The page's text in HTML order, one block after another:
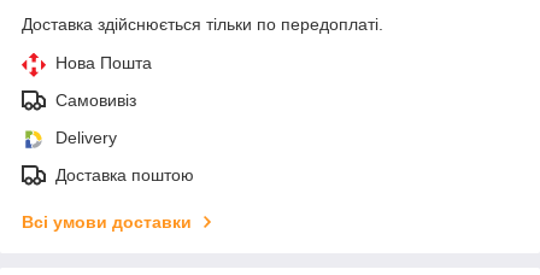
Доставка здійснюється тільки по передоплаті.
Нова Пошта
Самовивіз
Delivery
Доставка поштою
Всі умови доставки